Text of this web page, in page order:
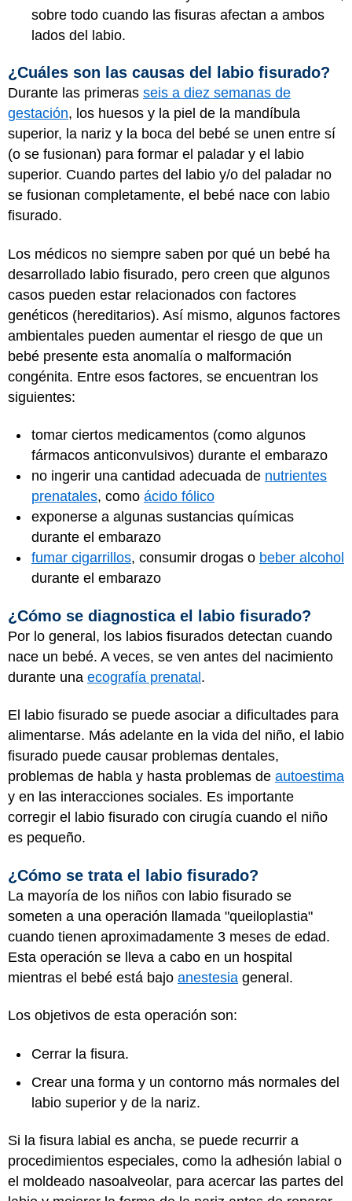
sobre todo cuando las fisuras afectan a ambos
lados del labio.
¿Cuáles son las causas del labio fisurado?
Durante las primeras seis a diez semanas de
gestación, los huesos y la piel de la mandíbula
superior, la nariz y la boca del bebé se unen entre sí
(o se fusionan) para formar el paladar y el labio
superior. Cuando partes del labio y/o del paladar no
se fusionan completamente, el bebé nace con labio
fisurado.
Los médicos no siempre saben por qué un bebé ha
desarrollado labio fisurado, pero creen que algunos
casos pueden estar relacionados con factores
genéticos (hereditarios). Así mismo, algunos factores
ambientales pueden aumentar el riesgo de que un
bebé presente esta anomalía o malformación
congénita. Entre esos factores, se encuentran los
siguientes:
tomar ciertos medicamentos (como algunos
fármacos anticonvulsivos) durante el embarazo
no ingerir una cantidad adecuada de nutrientes
prenatales, como ácido fólico
exponerse a algunas sustancias químicas
durante el embarazo
fumar cigarrillos, consumir drogas o beber alcohol
durante el embarazo
¿Cómo se diagnostica el labio fisurado?
Por lo general, los labios fisurados detectan cuando
nace un bebé. A veces, se ven antes del nacimiento
durante una ecografía prenatal.
El labio fisurado se puede asociar a dificultades para
alimentarse. Más adelante en la vida del niño, el labio
fisurado puede causar problemas dentales,
problemas de habla y hasta problemas de autoestima
y en las interacciones sociales. Es importante
corregir el labio fisurado con cirugía cuando el niño
es pequeño.
¿Cómo se trata el labio fisurado?
La mayoría de los niños con labio fisurado se
someten a una operación llamada "queiloplastia"
cuando tienen aproximadamente 3 meses de edad.
Esta operación se lleva a cabo en un hospital
mientras el bebé está bajo anestesia general.
Los objetivos de esta operación son:
Cerrar la fisura.
Crear una forma y un contorno más normales del
labio superior y de la nariz.
Si la fisura labial es ancha, se puede recurrir a
procedimientos especiales, como la adhesión labial o
el moldeado nasoalveolar, para acercar las partes del